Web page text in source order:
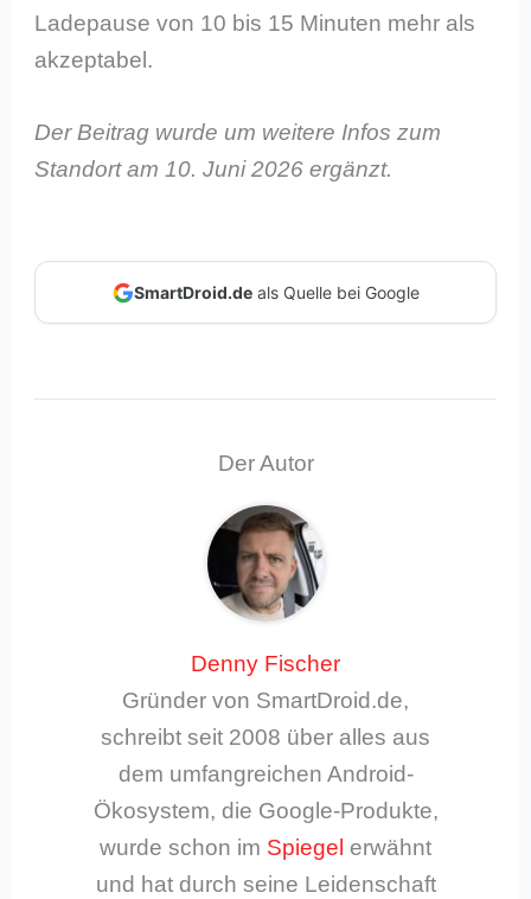
Ladepause von 10 bis 15 Minuten mehr als
akzeptabel.
Der Beitrag wurde um weitere Infos zum
Standort am 10. Juni 2026 ergänzt.
SmartDroid.deals Quelle bei Google
Der Autor
Denny Fischer
Gründer von SmartDroid.de,
schreibt seit 2008 über alles aus
dem umfangreichen Android-
Ökosystem, die Google-Produkte,
wurde schon im Spiegel erwähnt
und hat durch seine Leidenschaft